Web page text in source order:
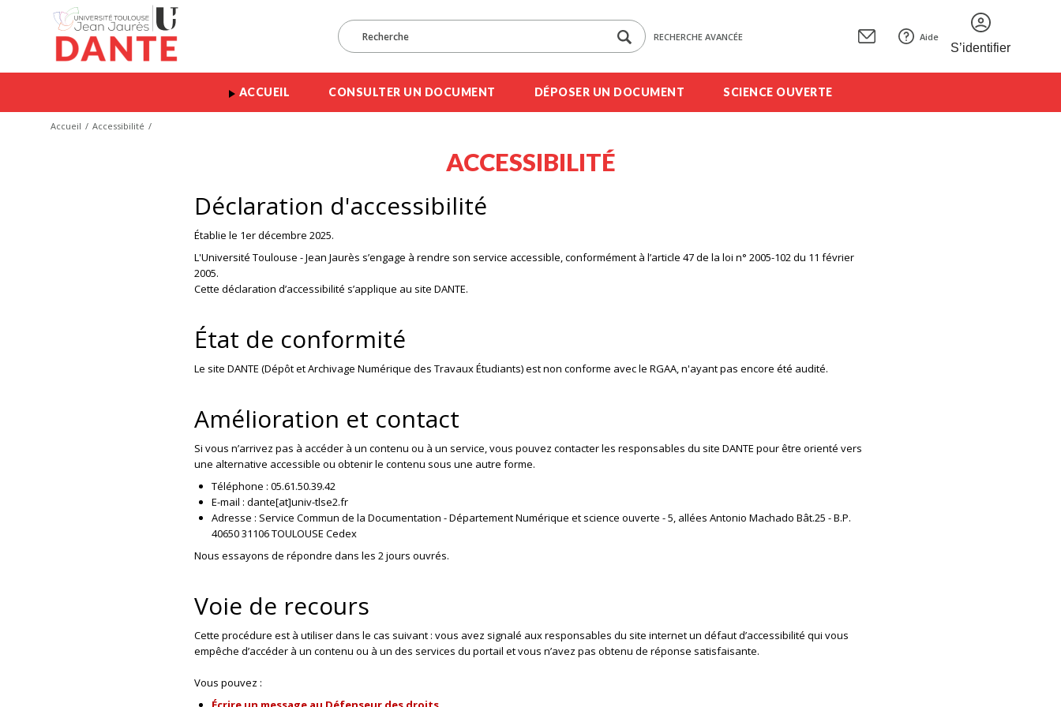
RECHERCHE AVANCÉE Aide
S’identifier
ACCUEIL CONSULTER UN DOCUMENT DÉPOSER UN DOCUMENT SCIENCE OUVERTE
Accueil Accessibilité
ACCESSIBILITÉ
Déclaration d'accessibilité
Établie le 1er décembre 2025.
L'Université Toulouse - Jean Jaurès s’engage à rendre son service accessible, conformément à l’article 47 de la loi n° 2005-102 du 11 février
2005.
Cette déclaration d’accessibilité s’applique au site DANTE.
État de conformité
Le site DANTE (Dépôt et Archivage Numérique des Travaux Étudiants) est non conforme avec le RGAA, n'ayant pas encore été audité.
Amélioration et contact
Si vous n’arrivez pas à accéder à un contenu ou à un service, vous pouvez contacter les responsables du site DANTE pour être orienté vers
une alternative accessible ou obtenir le contenu sous une autre forme.
Téléphone : 05.61.50.39.42
E-mail : dante[at]univ-tlse2.fr
Adresse : Service Commun de la Documentation - Département Numérique et science ouverte - 5, allées Antonio Machado Bât.25 - B.P.
40650 31106 TOULOUSE Cedex
Nous essayons de répondre dans les 2 jours ouvrés.
Voie de recours
Cette procédure est à utiliser dans le cas suivant : vous avez signalé aux responsables du site internet un défaut d’accessibilité qui vous
empêche d’accéder à un contenu ou à un des services du portail et vous n’avez pas obtenu de réponse satisfaisante.
Vous pouvez :